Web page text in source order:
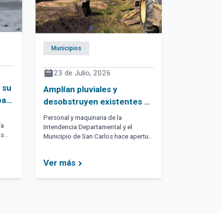
su
Municipios
23 de Julio, 2026
Amplían pluviales y
desobstruyen existentes en
balnearios al Este del arroyo
Maldonado
Personal y maquinaria de la
Intendencia Departamental y el
Municipio de San Carlos hace apertura
deshechos que actúan como
Ver más